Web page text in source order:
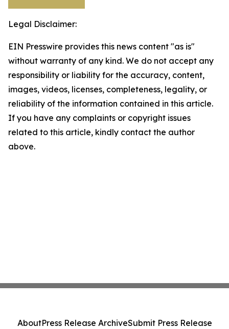
Legal Disclaimer:
EIN Presswire provides this news content "as is"
without warranty of any kind. We do not accept any
responsibility or liability for the accuracy, content,
images, videos, licenses, completeness, legality, or
reliability of the information contained in this article.
If you have any complaints or copyright issues
related to this article, kindly contact the author
above.
AboutPress Release ArchiveSubmit Press Release